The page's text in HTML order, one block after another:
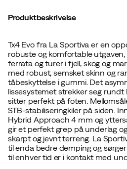
Produktbeskrivelse
Tx4 Evo fra La Sportiva er en
robuste og komfortable utgaven,
ferrata og turer i fjell, skog og
med robust, semsket skinn og
tåbeskyttelse i gummi. Det
lissesystemet strekker seg rundt
sitter perfekt på foten.
STB-stabiliseringkiler på siden.
Hybrid Approach 4 mm og
gir et perfekt grep på underlag
skarpt og jevnt terreng. La
til enda bedre demping og
til enhver tid er i kontakt med